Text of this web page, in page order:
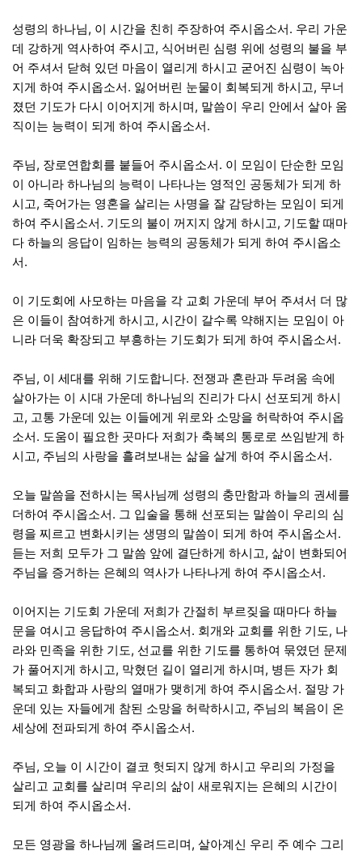
성령의 하나님, 이 시간을 친히 주장하여 주시옵소서. 우리 가운
데 강하게 역사하여 주시고, 식어버린 심령 위에 성령의 불을 부
어 주셔서 닫혀 있던 마음이 열리게 하시고 굳어진 심령이 녹아
지게 하여 주시옵소서. 잃어버린 눈물이 회복되게 하시고, 무너
졌던 기도가 다시 이어지게 하시며, 말씀이 우리 안에서 살아 움
직이는 능력이 되게 하여 주시옵소서.
주님, 장로연합회를 붙들어 주시옵소서. 이 모임이 단순한 모임
이 아니라 하나님의 능력이 나타나는 영적인 공동체가 되게 하
시고, 죽어가는 영혼을 살리는 사명을 잘 감당하는 모임이 되게
하여 주시옵소서. 기도의 불이 꺼지지 않게 하시고, 기도할 때마
다 하늘의 응답이 임하는 능력의 공동체가 되게 하여 주시옵소
서.
이 기도회에 사모하는 마음을 각 교회 가운데 부어 주셔서 더 많
은 이들이 참여하게 하시고, 시간이 갈수록 약해지는 모임이 아
니라 더욱 확장되고 부흥하는 기도회가 되게 하여 주시옵소서.
주님, 이 세대를 위해 기도합니다. 전쟁과 혼란과 두려움 속에
살아가는 이 시대 가운데 하나님의 진리가 다시 선포되게 하시
고, 고통 가운데 있는 이들에게 위로와 소망을 허락하여 주시옵
소서. 도움이 필요한 곳마다 저희가 축복의 통로로 쓰임받게 하
시고, 주님의 사랑을 흘려보내는 삶을 살게 하여 주시옵소서.
오늘 말씀을 전하시는 목사님께 성령의 충만함과 하늘의 권세를
더하여 주시옵소서. 그 입술을 통해 선포되는 말씀이 우리의 심
령을 찌르고 변화시키는 생명의 말씀이 되게 하여 주시옵소서.
듣는 저희 모두가 그 말씀 앞에 결단하게 하시고, 삶이 변화되어
주님을 증거하는 은혜의 역사가 나타나게 하여 주시옵소서.
이어지는 기도회 가운데 저희가 간절히 부르짖을 때마다 하늘
문을 여시고 응답하여 주시옵소서. 회개와 교회를 위한 기도, 나
라와 민족을 위한 기도, 선교를 위한 기도를 통하여 묶였던 문제
가 풀어지게 하시고, 막혔던 길이 열리게 하시며, 병든 자가 회
복되고 화합과 사랑의 열매가 맺히게 하여 주시옵소서. 절망 가
운데 있는 자들에게 참된 소망을 허락하시고, 주님의 복음이 온
세상에 전파되게 하여 주시옵소서.
주님, 오늘 이 시간이 결코 헛되지 않게 하시고 우리의 가정을
살리고 교회를 살리며 우리의 삶이 새로워지는 은혜의 시간이
되게 하여 주시옵소서.
모든 영광을 하나님께 올려드리며, 살아계신 우리 주 예수 그리